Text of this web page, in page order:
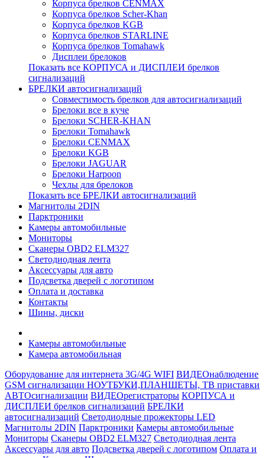
Корпуса брелков CENMAX
Корпуса брелков Scher-Khan
Корпуса брелков KGB
Корпуса брелков STARLINE
Корпуса брелков Tomahawk
Дисплеи брелоков
Показать все КОРПУСА и ДИСПЛЕИ брелков
сигнализаций
БРЕЛКИ автосигнализаций
Совместимость брелков для автосигнализаций
Брелоки все в куче
Брелоки SCHER-KHAN
Брелоки Tomahawk
Брелоки CENMAX
Брелоки KGB
Брелоки JAGUAR
Брелоки Harpoon
Чехлы для брелоков
Показать все БРЕЛКИ автосигнализаций
Магнитолы 2DIN
Парктроники
Камеры автомобильные
Мониторы
Сканеры OBD2 ELM327
Светодиодная лента
Аксессуары для авто
Подсветка дверей с логотипом
Оплата и доставка
Контакты
Шины, диски
Камеры автомобильные
Камера автомобильная
Оборудование для интернета 3G/4G WIFI ВИДЕОнаблюдение
GSM сигнализации НОУТБУКИ,ПЛАНШЕТЫ, ТВ приставки
АВТОсигнализации ВИДЕОрегистраторы КОРПУСА и
ДИСПЛЕИ брелков сигнализаций БРЕЛКИ
автосигнализаций Светодиодные прожекторы LED
Магнитолы 2DIN Парктроники Камеры автомобильные
Мониторы Сканеры OBD2 ELM327 Светодиодная лента
Аксессуары для авто Подсветка дверей с логотипом Оплата и